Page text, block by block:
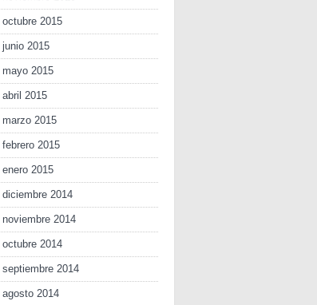
octubre 2015
junio 2015
mayo 2015
abril 2015
marzo 2015
febrero 2015
enero 2015
diciembre 2014
noviembre 2014
octubre 2014
septiembre 2014
agosto 2014